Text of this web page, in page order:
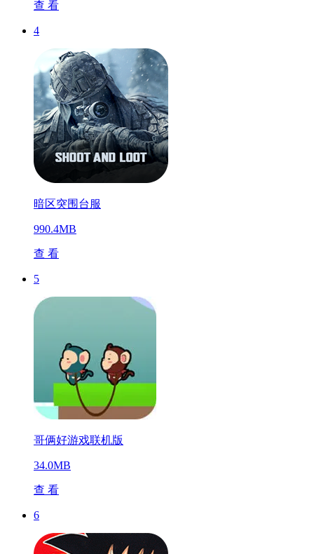
查 看
4
暗区突围台服
990.4MB
查 看
5
哥俩好游戏联机版
34.0MB
查 看
6